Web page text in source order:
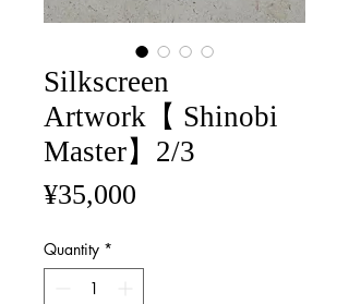
Silkscreen
Artwork【 Shinobi
Master】2/3
¥35,000
Quantity *